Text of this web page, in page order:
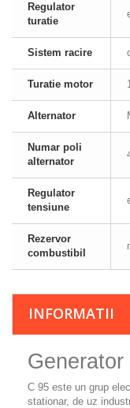
Regulator
turatie
Sistem racire
Turatie motor
Alternator
Numar poli
alternator
Regulator
tensiune
Rezervor
combustibil
INFORMATII
C 95 este un grup
stationar, de uz